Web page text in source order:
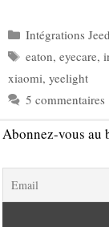
Catégories
Intégrations
Étiquettes
eaton, eyecare,
xiaomi, yeelight
5 commentaires
Abonnez-vous au